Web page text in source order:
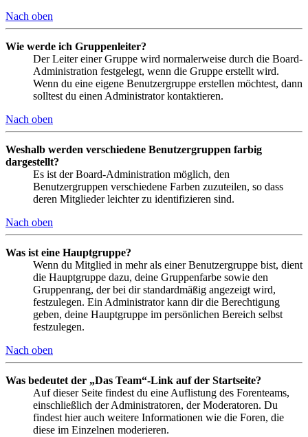
Nach oben
Wie werde ich Gruppenleiter?
Der Leiter einer Gruppe wird normalerweise durch die Board-
Administration festgelegt, wenn die Gruppe erstellt wird.
Wenn du eine eigene Benutzergruppe erstellen möchtest, dann
solltest du einen Administrator kontaktieren.
Nach oben
Weshalb werden verschiedene Benutzergruppen farbig
dargestellt?
Es ist der Board-Administration möglich, den
Benutzergruppen verschiedene Farben zuzuteilen, so dass
deren Mitglieder leichter zu identifizieren sind.
Nach oben
Was ist eine Hauptgruppe?
Wenn du Mitglied in mehr als einer Benutzergruppe bist, dient
die Hauptgruppe dazu, deine Gruppenfarbe sowie den
Gruppenrang, der bei dir standardmäßig angezeigt wird,
festzulegen. Ein Administrator kann dir die Berechtigung
geben, deine Hauptgruppe im persönlichen Bereich selbst
festzulegen.
Nach oben
Was bedeutet der „Das Team“-Link auf der Startseite?
Auf dieser Seite findest du eine Auflistung des Forenteams,
einschließlich der Administratoren, der Moderatoren. Du
findest hier auch weitere Informationen wie die Foren, die
diese im Einzelnen moderieren.